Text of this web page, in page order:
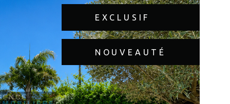
courtage vous accompagne avec une étude
afin de trouver la solution de financement
à votre projet. Contactez dès maintenant l’agence
sur les risques auxquels ce bien est
sur le site Géorisques
EXCLUSIF
NOUVEAUTÉ